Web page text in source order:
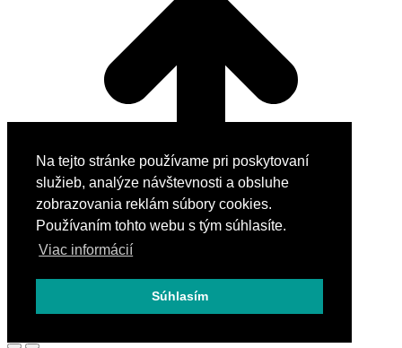
Na tejto stránke používame pri poskytovaní
služieb, analýze návštevnosti a obsluhe
zobrazovania reklám súbory cookies.
Používaním tohto webu s tým súhlasíte.
Viac informácií
Súhlasím